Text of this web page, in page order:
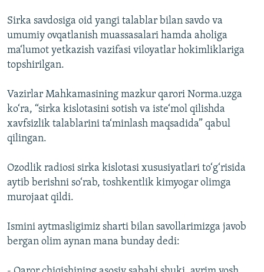
Sirka savdosiga oid yangi talablar bilan savdo va
umumiy ovqatlanish muassasalari hamda aholiga
ma‘lumot yetkazish vazifasi viloyatlar hokimliklariga
topshirilgan.
Vazirlar Mahkamasining mazkur qarori Norma.uzga
ko‘ra, “sirka kislotasini sotish va iste‘mol qilishda
xavfsizlik talablarini ta‘minlash maqsadida” qabul
qilingan.
Ozodlik radiosi sirka kislotasi xususiyatlari to‘g‘risida
aytib berishni so‘rab, toshkentlik kimyogar olimga
murojaat qildi.
Ismini aytmasligimiz sharti bilan savollarimizga javob
bergan olim aynan mana bunday dedi: